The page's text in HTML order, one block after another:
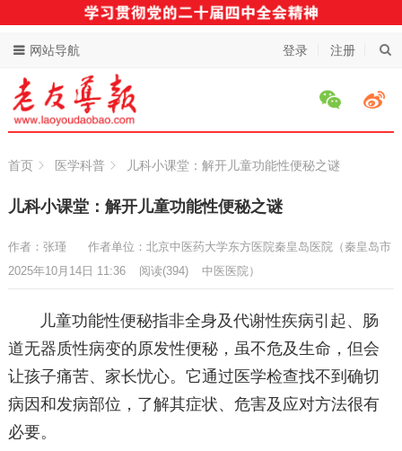
登录 注册
网站导航
首页 医学科普 儿科小课堂：解开儿童功能性便秘之谜
儿科小课堂：解开儿童功能性便秘之谜
作者：张瑾
作者单位：北京中医药大学东方医院秦皇岛医院（秦皇岛市
中医医院）
2025年10月14日 11:36 阅读(394)
儿童功能性便秘指非全身及代谢性疾病引起、肠
道无器质性病变的原发性便秘，虽不危及生命，但会
让孩子痛苦、家长忧心。它通过医学检查找不到确切
病因和发病部位，了解其症状、危害及应对方法很有
必要。